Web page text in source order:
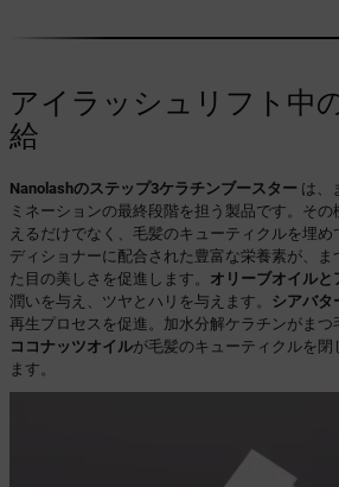
アイラッシュリフト中
給
Nanolashのステップ3ケラチンブースターは、
ミネーションの最終段階を担う製品です。そ
えるだけでなく、毛髪のキューティクルを埋
ディショナーに配合された豊富な栄養素が、
た目の美しさを促進します。 オリーブオイルと
潤いを与え、ツヤとハリを与えます。 シアバタ
再生プロセスを促進。加水分解ケラチンがまつ
ココナッツオイルが毛髪のキューティクルを閉
ます。